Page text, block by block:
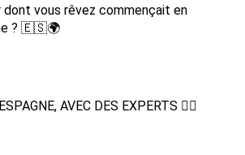
dont vous rêvez commençait en
? 🇪🇸🌍
AVEC DES EXPERTS 👨‍⚖️